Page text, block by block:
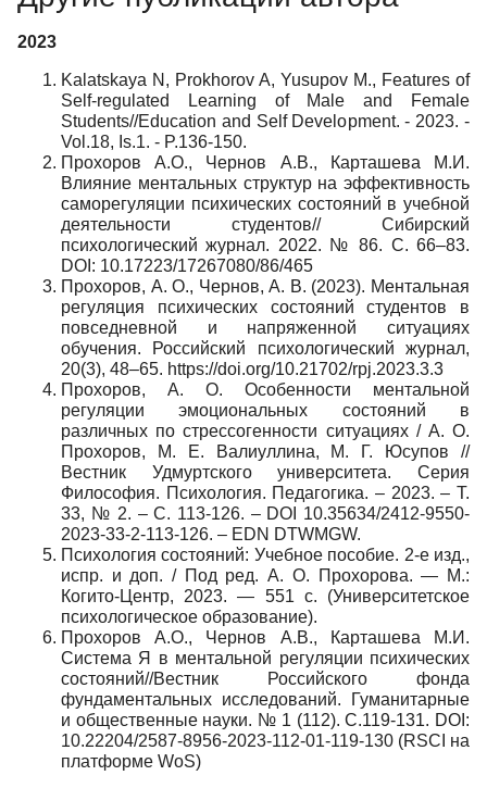
2023
Kalatskaya N, Prokhorov A, Yusupov M., Features of
Self-regulated Learning of Male and Female
Students//Education and Self Development. - 2023. -
Vol.18, Is.1. - P.136-150.
Прохоров А.О., Чернов А.В., Карташева М.И.
Влияние ментальных структур на эффективность
саморегуляции психических состояний в учебной
деятельности студентов// Сибирский
психологический журнал. 2022. № 86. С. 66–83.
DOI: 10.17223/17267080/86/465
Прохоров, А. О., Чернов, А. В. (2023). Ментальная
регуляция психических состояний студентов в
повседневной и напряженной ситуациях
обучения. Российский психологический журнал,
20(3), 48–65. https://doi.org/10.21702/rpj.2023.3.3
Прохоров, А. О. Особенности ментальной
регуляции эмоциональных состояний в
различных по стрессогенности ситуациях / А. О.
Прохоров, М. Е. Валиуллина, М. Г. Юсупов //
Вестник Удмуртского университета. Серия
Философия. Психология. Педагогика. – 2023. – Т.
33, № 2. – С. 113-126. – DOI 10.35634/2412-9550-
2023-33-2-113-126. – EDN DTWMGW.
Психология состояний: Учебное пособие. 2-е изд.,
испр. и доп. / Под ред. А. О. Прохорова. — М.:
Когито-Центр, 2023. — 551 с. (Университетское
психологическое образование).
Прохоров А.О., Чернов А.В., Карташева М.И.
Система Я в ментальной регуляции психических
состояний//Вестник Российского фонда
фундаментальных исследований. Гуманитарные
и общественные науки. № 1 (112). С.119-131. DOI:
10.22204/2587-8956-2023-112-01-119-130 (RSCI на
платформе WoS)